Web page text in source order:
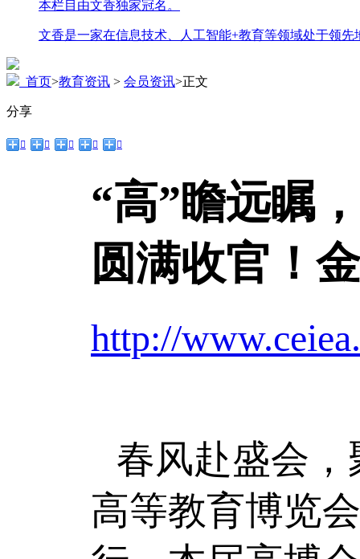
本栏目由文香独家冠名。
文香是一家在信息技术、人工智能+教育等领域处于领
首页>教育资讯 > 会员资讯>正文
分享
    
“高”瞻远瞩
圆满收官！
http://
春风赴盛会，
高等教育博览